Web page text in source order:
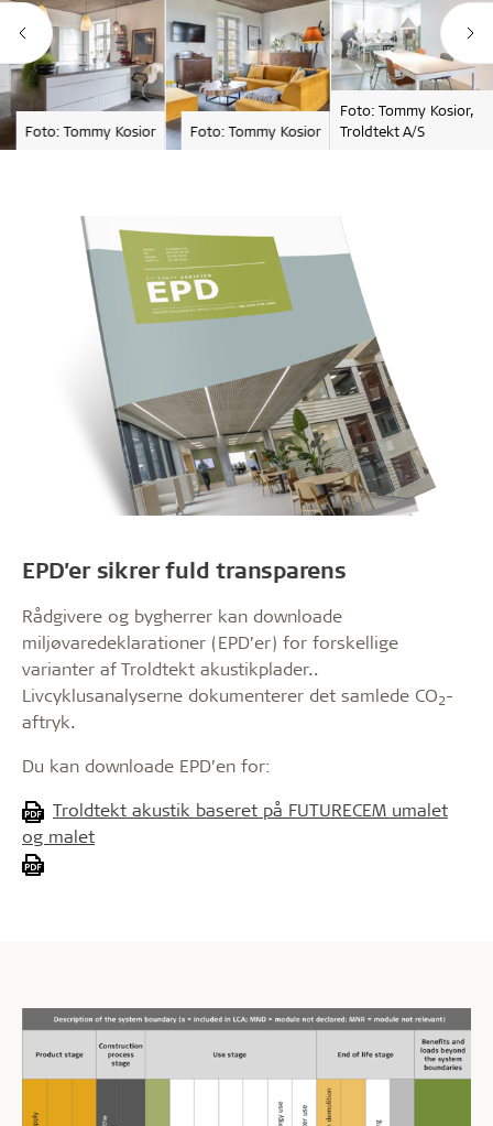
Foto: Tommy Kosior Foto: Tommy Kosior
Foto: Tommy Kosior,
Troldtekt A/S
EPD’er sikrer fuld transparens
Rådgivere og bygherrer kan downloade
miljøvaredeklarationer (EPD’er) for forskellige
varianter af Troldtekt akustikplader..
Livcyklusanalyserne dokumenterer det samlede CO2-
aftryk.
Du kan downloade EPD’en for:
Troldtekt akustik baseret på FUTURECEM umalet
og malet